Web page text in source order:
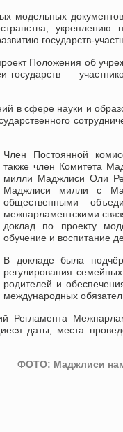
модельных
укреплению
государств-
Положения об
государств —
в сфере науки и
Член Постоянной
также член Комитета
милли Маджлиси Оли
Маджлиси милли с
общественными
межпарламентскими
доклад по проекту
обучение и воспитание
В докладе была
регулирования
родителей и
международных
Регламента
даты, места
ФОТО: Маджлиси